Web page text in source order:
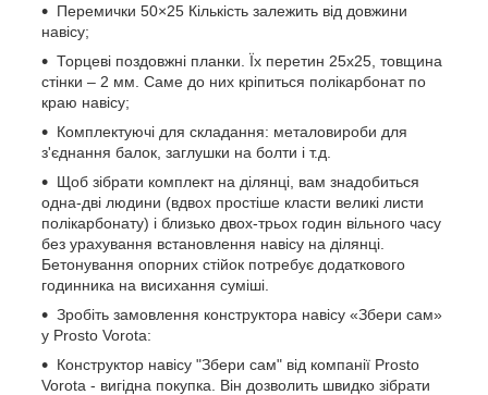
Перемички 50×25 Кількість залежить від довжини
навісу;
Торцеві поздовжні планки. Їх перетин 25х25, товщина
стінки – 2 мм. Саме до них кріпиться полікарбонат по
краю навісу;
Комплектуючі для складання: металовироби для
з'єднання балок, заглушки на болти і т.д.
Щоб зібрати комплект на ділянці, вам знадобиться
одна-дві людини (вдвох простіше класти великі листи
полікарбонату) і близько двох-трьох годин вільного часу
без урахування встановлення навісу на ділянці.
Бетонування опорних стійок потребує додаткового
годинника на висихання суміші.
Зробіть замовлення конструктора навісу «Збери сам»
у Prosto Vorota:
Конструктор навісу "Збери сам" від компанії Prosto
Vorota - вигідна покупка. Він дозволить швидко зібрати